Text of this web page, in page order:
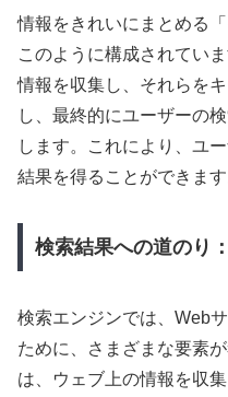
情報をきれいにまとめる
このように構成されてい
情報を収集し、それらを
し、最終的にユーザーの
します。これにより、ユ
結果を得ることができます
検索結果への道のり
検索エンジンでは、Web
ために、さまざまな要素
は、ウェブ上の情報を収